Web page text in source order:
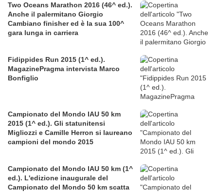
Two Oceans Marathon 2016 (46^ ed.).
Anche il palermitano Giorgio
Cambiano finisher ed è la sua 100^
gara lunga in carriera
Fidippides Run 2015 (1^ ed.).
MagazinePragma intervista Marco
Bonfiglio
Campionato del Mondo IAU 50 km
2015 (1^ ed.). Gli statunitensi
Migliozzi e Camille Herron si laureano
campioni del mondo 2015
Campionato del Mondo IAU 50 km (1^
ed.). L'edizione inaugurale del
Campionato del Mondo 50 km scatta